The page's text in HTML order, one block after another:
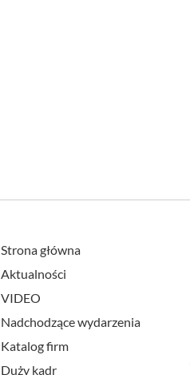
Strona główna
Aktualności
VIDEO
Nadchodzące wydarzenia
Katalog firm
Duży kadr